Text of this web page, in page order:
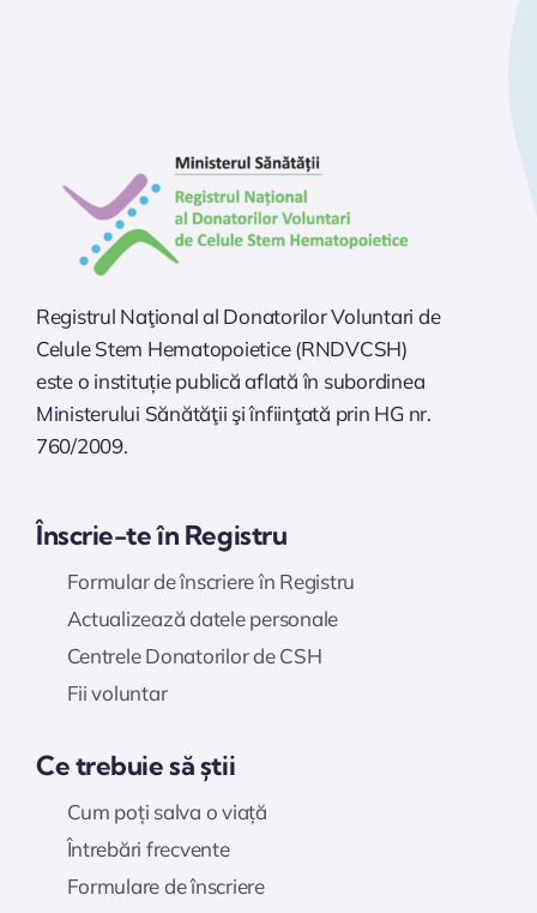
Registrul Naţional al Donatorilor Voluntari de
Celule Stem Hematopoietice (RNDVCSH)
este o instituție publică aflată în subordinea
Ministerului Sănătăţii şi înfiinţată prin HG nr.
760/2009.
Înscrie-te în Registru
Formular de înscriere în Registru
Actualizează datele personale
Centrele Donatorilor de CSH
Fii voluntar
Ce trebuie să știi
Cum poți salva o viață
Întrebări frecvente
Formulare de înscriere